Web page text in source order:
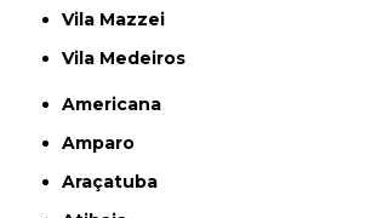
Vila Mazzei
Vila Medeiros
Americana
Amparo
Araçatuba